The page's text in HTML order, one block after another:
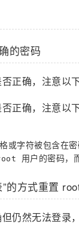
的密码
正确，注意以下
正确，注意以下
或字符被包含在密
用户的密码，
的方式重置
仍然无法登录